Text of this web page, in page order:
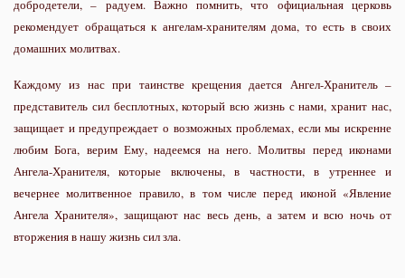
добродетели, – радуем. Важно помнить, что официальная церковь
рекомендует обращаться к ангелам-хранителям дома, то есть в своих
домашних молитвах.
Каждому из нас при таинстве крещения дается Ангел-Хранитель –
представитель сил бесплотных, который всю жизнь с нами, хранит нас,
защищает и предупреждает о возможных проблемах, если мы искренне
любим Бога, верим Ему, надеемся на него. Молитвы перед иконами
Ангела-Хранителя, которые включены, в частности, в утреннее и
вечернее молитвенное правило, в том числе перед иконой «Явление
Ангела Хранителя», защищают нас весь день, а затем и всю ночь от
вторжения в нашу жизнь сил зла.